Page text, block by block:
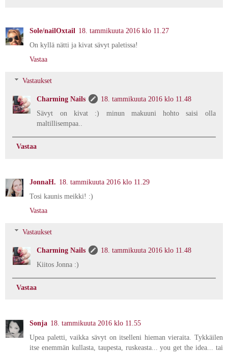
Sole/nailOxtail 18. tammikuuta 2016 klo 11.27
On kyllä nätti ja kivat sävyt paletissa!
Vastaa
Vastaukset
Charming Nails
18. tammikuuta 2016 klo 11.48
Sävyt on kivat :) minun makuuni hohto saisi olla
maltillisempaa..
Vastaa
JonnaH. 18. tammikuuta 2016 klo 11.29
Tosi kaunis meikki! :)
Vastaa
Vastaukset
Charming Nails
18. tammikuuta 2016 klo 11.48
Kiitos Jonna :)
Vastaa
Sonja 18. tammikuuta 2016 klo 11.55
Upea paletti, vaikka sävyt on itselleni hieman vieraita. Tykkäilen
itse enemmän kullasta, taupesta, ruskeasta... you get the idea... tai